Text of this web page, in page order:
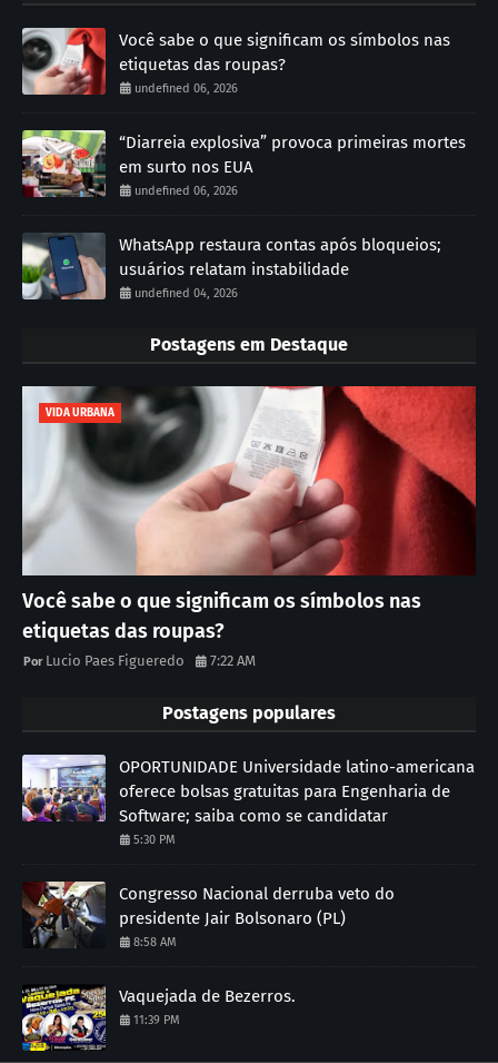
Você sabe o que significam os símbolos nas
etiquetas das roupas?
undefined 06, 2026
“Diarreia explosiva” provoca primeiras mortes
em surto nos EUA
undefined 06, 2026
WhatsApp restaura contas após bloqueios;
usuários relatam instabilidade
undefined 04, 2026
Postagens em Destaque
VIDA URBANA
Você sabe o que significam os símbolos nas
etiquetas das roupas?
Lucio Paes Figueredo 7:22 AM
Postagens populares
OPORTUNIDADE Universidade latino-americana
oferece bolsas gratuitas para Engenharia de
Software; saiba como se candidatar
5:30 PM
Congresso Nacional derruba veto do
presidente Jair Bolsonaro (PL)
8:58 AM
Vaquejada de Bezerros.
11:39 PM